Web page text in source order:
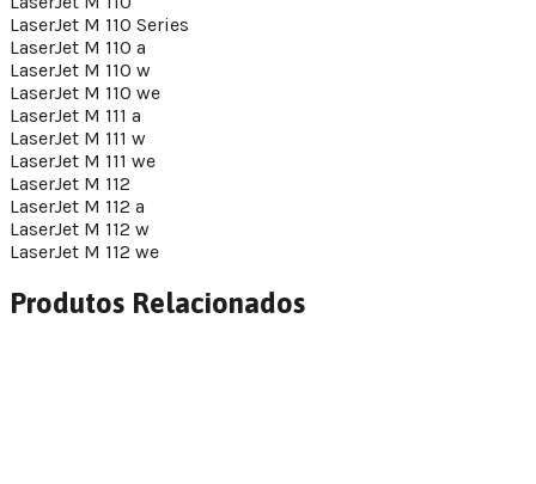
LaserJet M 110 Series
LaserJet M 110 a
LaserJet M 110 w
LaserJet M 110 we
LaserJet M 111 a
LaserJet M 111 w
LaserJet M 111 we
LaserJet M 112
LaserJet M 112 a
LaserJet M 112 w
LaserJet M 112 we
Produtos Relacionados